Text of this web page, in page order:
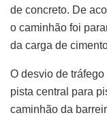
de concreto. De
o caminhão foi
da carga de
O desvio de
pista central para
caminhão da